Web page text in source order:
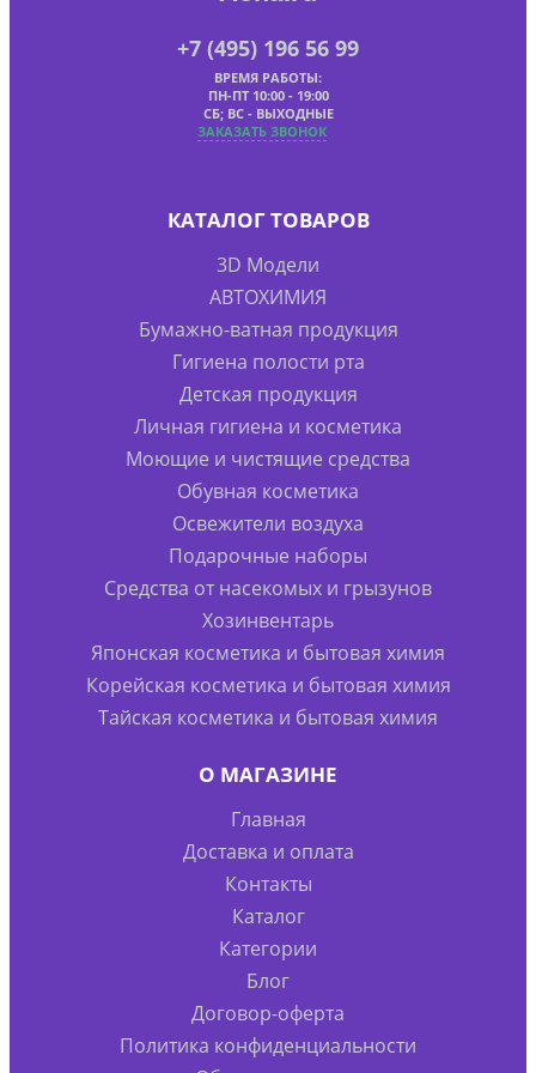
+7 (495) 196 56 99
ВРЕМЯ РАБОТЫ:
ПН-ПТ 10:00 - 19:00
СБ; ВС - ВЫХОДНЫЕ
ЗАКАЗАТЬ ЗВОНОК
КАТАЛОГ ТОВАРОВ
3D Модели
АВТОХИМИЯ
Бумажно-ватная продукция
Гигиена полости рта
Детская продукция
Личная гигиена и косметика
Моющие и чистящие средства
Обувная косметика
Освежители воздуха
Подарочные наборы
Средства от насекомых и грызунов
Хозинвентарь
Японская косметика и бытовая химия
Корейская косметика и бытовая химия
Тайская косметика и бытовая химия
О МАГАЗИНЕ
Главная
Доставка и оплата
Контакты
Каталог
Категории
Блог
Договор-оферта
Политика конфиденциальности